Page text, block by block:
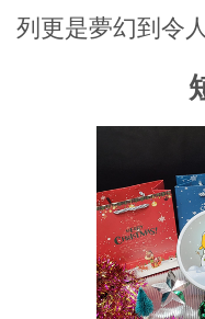
列更是夢幻到令